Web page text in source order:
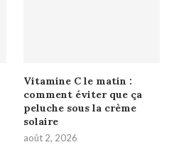
Vitamine C le matin :
comment éviter que ça
peluche sous la crème
solaire
août 2, 2026